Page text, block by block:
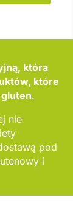
która
które
.
nie
pod
i